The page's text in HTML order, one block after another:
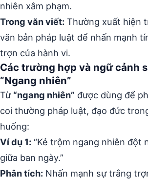
nhiên xâm phạm.
Trong văn viết: Thường xuất hiện
văn bản pháp luật để nhấn mạnh
trợn của hành vi.
Các trường hợp và ngữ cảnh
“Ngang nhiên”
Từ “ngang nhiên” được dùng để
coi thường pháp luật, đạo đức
huống:
Ví dụ 1: “Kẻ trộm ngang nhiên đột
giữa ban ngày.”
Phân tích: Nhấn mạnh sự trắng